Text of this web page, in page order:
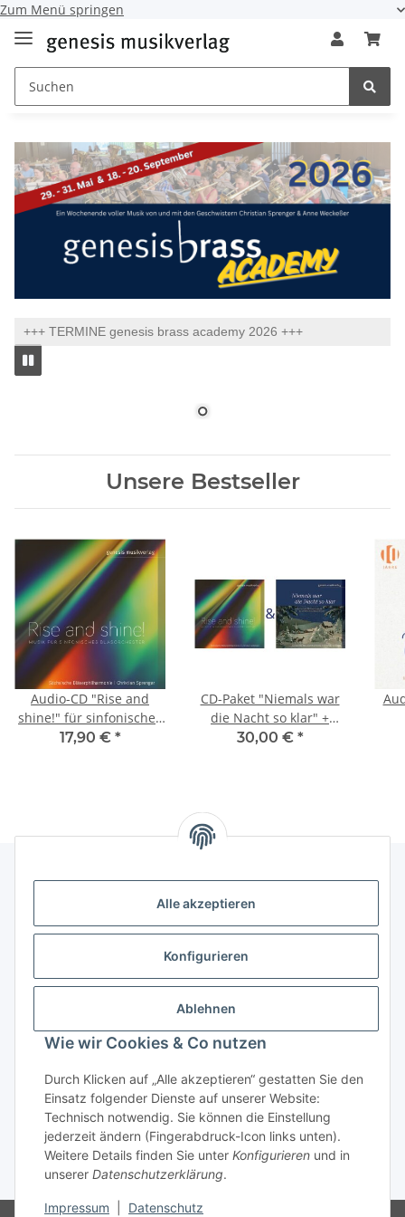
Zum Menü springen
Alle akzeptieren
Konfigurieren
Ablehnen
Wie wir Cookies & Co nutzen
Durch Klicken auf „Alle akzeptieren“ gestatten Sie den
Einsatz folgender Dienste auf unserer Website:
Technisch notwendig. Sie können die Einstellung
jederzeit ändern (Fingerabdruck-Icon links unten).
Weitere Details finden Sie unter Konfigurieren und in
unserer Datenschutzerklärung.
Impressum Datenschutz
+++ TERMINE genesis brass academy 2026 +++
Unsere Bestseller
Audio-CD "Rise and
shine!" für sinfonisches
Blasorchester
17,90 € *
CD-Paket "Niemals war
die Nacht so klar" +
"Rise and shine!" (sinf.
30,00 € *
genesis musikverlag Christian Sprenger
34630 Gilserberg
E-Mail:anne.weckesser@genesis-musikverlag.de
Informationen
Gesetzliche Informationen
* Alle Preise inkl. gesetzlicher USt., zzgl.Versand